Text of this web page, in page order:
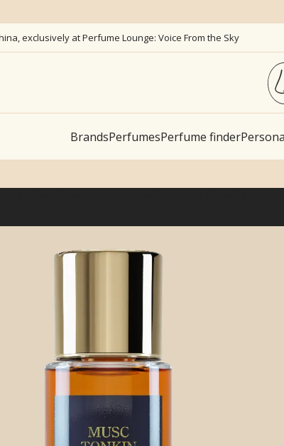
exclusively at Perfume Lounge: Voice From the Sky
BrandsPerfumesPerfume finder